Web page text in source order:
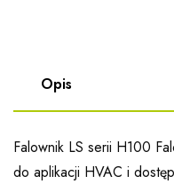
Opis
Falownik LS serii H100
do aplikacji HVAC i